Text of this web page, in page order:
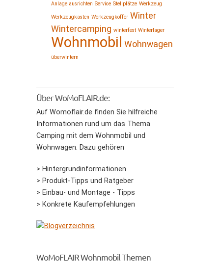
Anlage ausrichten Service Stellplätze Werkzeug
Werkzeugkasten Werkzeugkoffer Winter
Wintercamping winterfest Winterlager
Wohnmobil Wohnwagen
überwintern
Über WoMoFLAIR.de:
Auf Womoflair.de finden Sie hilfreiche
Informationen rund um das Thema
Camping mit dem Wohnmobil und
Wohnwagen. Dazu gehören
> Hintergrundinformationen
> Produkt-Tipps und Ratgeber
> Einbau- und Montage - Tipps
> Konkrete Kaufempfehlungen
WoMoFLAIR Wohnmobil Themen